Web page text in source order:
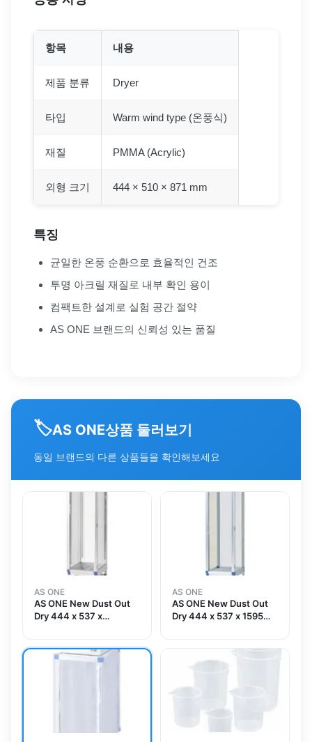
항목 내용
제품 분류 Dryer
타입 Warm wind type (온풍식)
재질 PMMA (Acrylic)
외형 크기 444 × 510 × 871 mm
특징
균일한 온풍 순환으로 효율적인 건조
투명 아크릴 재질로 내부 확인 용이
컴팩트한 설계로 실험 공간 절약
AS ONE 브랜드의 신뢰성 있는 품질
🏷️AS ONE상품 둘러보기
동일 브랜드의 다른 상품들을 확인해보세요
AS ONE
AS ONE New Dust Out
Dry 444 x 537 x
AS ONE
AS ONE New Dust Out
Dry 444 x 537 x 1595